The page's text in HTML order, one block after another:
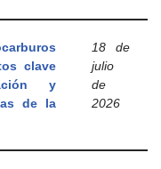
clave
y
de la
18 de
julio
de
2026